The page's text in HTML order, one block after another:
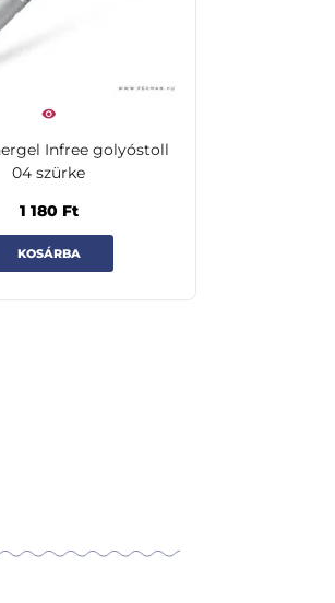
Infree golyóstoll
04 szürke
1 180 Ft
KOSÁRBA